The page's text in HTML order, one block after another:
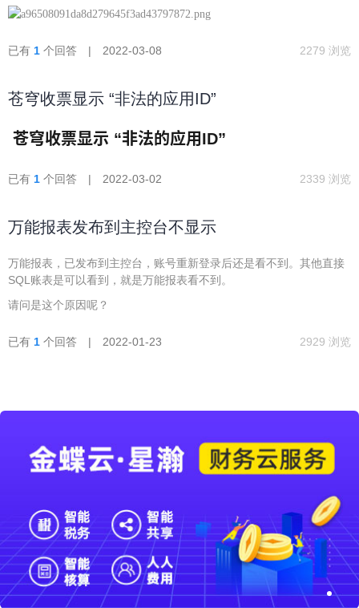
已有 1 个回答 | 2022-03-08 2279 浏览
苍穹收票显示 “非法的应用ID”
苍穹收票显示 “非法的应用ID”
已有 1 个回答 | 2022-03-02 2339 浏览
万能报表发布到主控台不显示
万能报表，已发布到主控台，账号重新登录后还是看不到。其他直接
SQL账表是可以看到，就是万能报表看不到。
请问是这个原因呢？
已有 1 个回答 | 2022-01-23 2929 浏览